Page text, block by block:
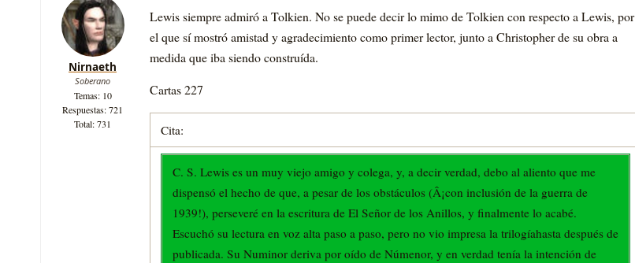
Nirnaeth
Soberano
Temas: 10
Respuestas: 721
Total: 731
Lewis siempre admiró a Tolkien. No se puede decir lo mimo de Tolkien con respecto a Lewis, por
el que sí mostró amistad y agradecimiento como primer lector, junto a Christopher de su obra a
medida que iba siendo construída.
Cartas 227
Cita:
C. S. Lewis es un muy viejo amigo y colega, y, a decir verdad, debo al aliento que me
dispensó el hecho de que, a pesar de los obstáculos (Â¡con inclusión de la guerra de
1939!), perseveré en la escritura de El Señor de los Anillos, y finalmente lo acabé.
Escuchó su lectura en voz alta paso a paso, pero no vio impresa la trilogíahasta después de
publicada. Su Numinor deriva por oído de Númenor, y en verdad tenía la intención de